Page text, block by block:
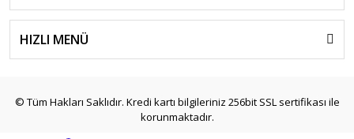
HIZLI MENÜ
© Tüm Hakları Saklıdır. Kredi kartı bilgileriniz 256bit SSL sertifikası ile
korunmaktadır.